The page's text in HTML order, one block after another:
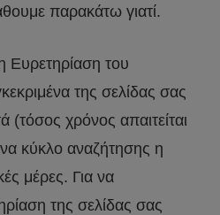
παρακάτω γιατί.
Ευρετηρίαση του
της σελίδας σας
(τόσος χρόνος απαιτείται
κύκλο αναζήτησης η
μέρες. Για να
της σελίδας σας